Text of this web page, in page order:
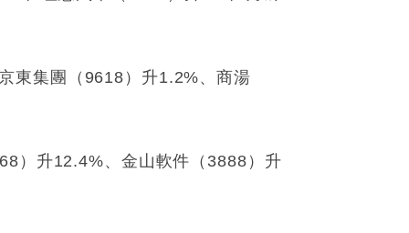
東集團（9618）升1.2%、商湯
）升12.4%、金山軟件（3888）升